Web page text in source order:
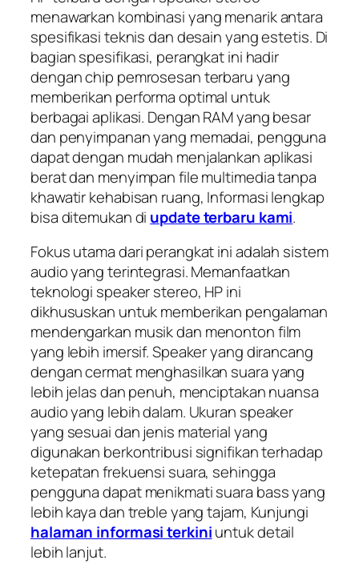
menawarkan kombinasi yang menarik antara
spesifikasi teknis dan desain yang estetis. Di
bagian spesifikasi, perangkat ini hadir
dengan chip pemrosesan terbaru yang
memberikan performa optimal untuk
berbagai aplikasi. Dengan RAM yang besar
dan penyimpanan yang memadai, pengguna
dapat dengan mudah menjalankan aplikasi
berat dan menyimpan file multimedia tanpa
khawatir kehabisan ruang, Informasi lengkap
bisa ditemukan di update terbaru kami.
Fokus utama dari perangkat ini adalah sistem
audio yang terintegrasi. Memanfaatkan
teknologi speaker stereo, HP ini
dikhususkan untuk memberikan pengalaman
mendengarkan musik dan menonton film
yang lebih imersif. Speaker yang dirancang
dengan cermat menghasilkan suara yang
lebih jelas dan penuh, menciptakan nuansa
audio yang lebih dalam. Ukuran speaker
yang sesuai dan jenis material yang
digunakan berkontribusi signifikan terhadap
ketepatan frekuensi suara, sehingga
pengguna dapat menikmati suara bass yang
lebih kaya dan treble yang tajam, Kunjungi
halaman informasi terkiniuntuk detail
lebih lanjut.